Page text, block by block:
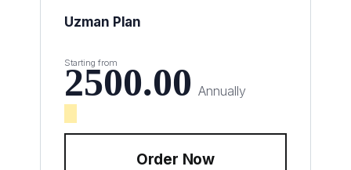
Uzman Plan
Starting from
2500.00 Annually
Order Now